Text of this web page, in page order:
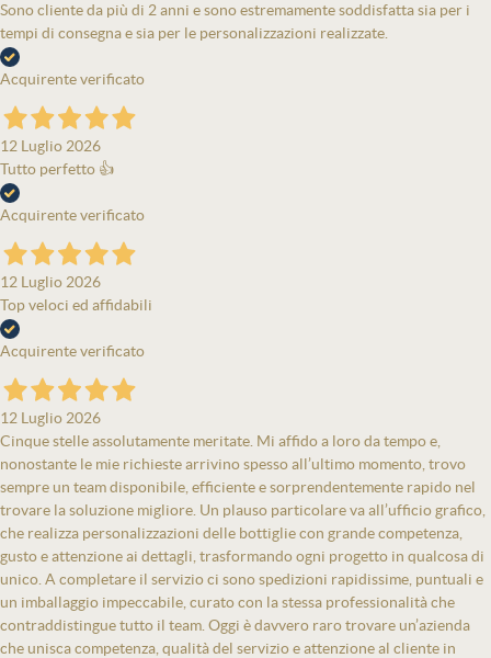
Sono cliente da più di 2 anni e sono estremamente soddisfatta sia per i
tempi di consegna e sia per le personalizzazioni realizzate.
Acquirente verificato
12 Luglio 2026
Tutto perfetto 👍
Acquirente verificato
12 Luglio 2026
Top veloci ed affidabili
Acquirente verificato
12 Luglio 2026
Cinque stelle assolutamente meritate. Mi affido a loro da tempo e,
nonostante le mie richieste arrivino spesso all’ultimo momento, trovo
sempre un team disponibile, efficiente e sorprendentemente rapido nel
trovare la soluzione migliore. Un plauso particolare va all’ufficio grafico,
che realizza personalizzazioni delle bottiglie con grande competenza,
gusto e attenzione ai dettagli, trasformando ogni progetto in qualcosa di
unico. A completare il servizio ci sono spedizioni rapidissime, puntuali e
un imballaggio impeccabile, curato con la stessa professionalità che
contraddistingue tutto il team. Oggi è davvero raro trovare un’azienda
che unisca competenza, qualità del servizio e attenzione al cliente in